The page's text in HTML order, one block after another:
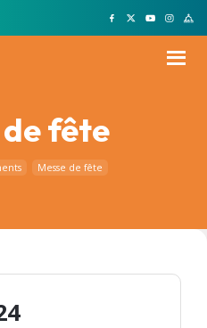
de fête
Messe de fête